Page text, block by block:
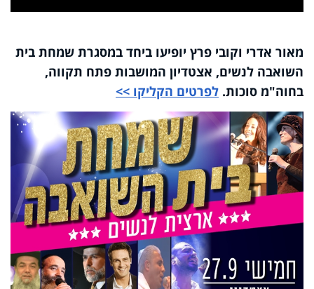
Video
מאור אדרי וקובי פרץ יופיעו ביחד במסגרת שמחת בית
השואבה לנשים, אצטדיון המושבות פתח תקווה,
בחוה"מ סוכות. לפרטים הקליקו >>